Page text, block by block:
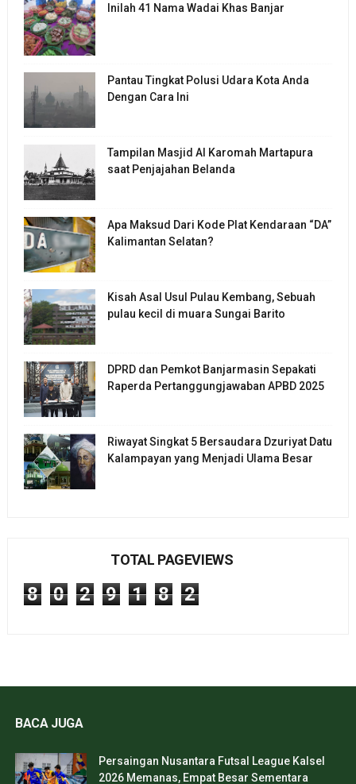
Inilah 41 Nama Wadai Khas Banjar
Pantau Tingkat Polusi Udara Kota Anda
Dengan Cara Ini
Tampilan Masjid Al Karomah Martapura
saat Penjajahan Belanda
Apa Maksud Dari Kode Plat Kendaraan “DA”
Kalimantan Selatan?
Kisah Asal Usul Pulau Kembang, Sebuah
pulau kecil di muara Sungai Barito
DPRD dan Pemkot Banjarmasin Sepakati
Raperda Pertanggungjawaban APBD 2025
Riwayat Singkat 5 Bersaudara Dzuriyat Datu
Kalampayan yang Menjadi Ulama Besar
TOTAL PAGEVIEWS
8 0 2 9 1 8 2
BACA JUGA
Persaingan Nusantara Futsal League Kalsel
2026 Memanas, Empat Besar Sementara